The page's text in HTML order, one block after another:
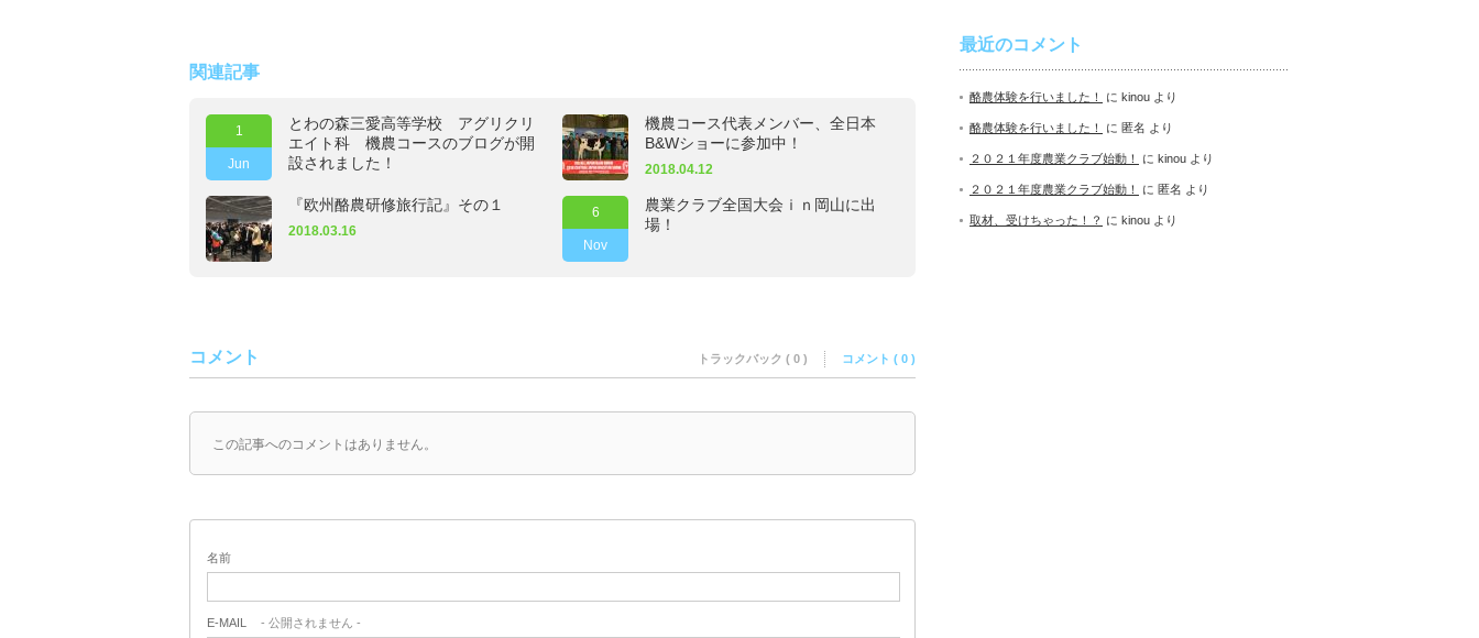
関連記事
1
Jun
とわの森三愛高等学校 アグリクリ
エイト科 機農コースのブログが開
設されました！
機農コース代表メンバー、全日本
B&Wショーに参加中！
2018.04.12
『欧州酪農研修旅行記』その１
2018.03.16
6
Nov
農業クラブ全国大会ｉｎ岡山に出
場！
コメント トラックバック ( 0 ) コメント ( 0 )
この記事へのコメントはありません。
名前
E-MAIL - 公開されません -
最近のコメント
酪農体験を行いました！ に kinou より
酪農体験を行いました！ に 匿名 より
２０２１年度農業クラブ始動！ に kinou より
２０２１年度農業クラブ始動！ に 匿名 より
取材、受けちゃった！？ に kinou より